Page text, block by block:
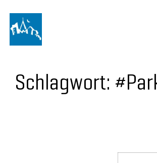
Schlagwort: